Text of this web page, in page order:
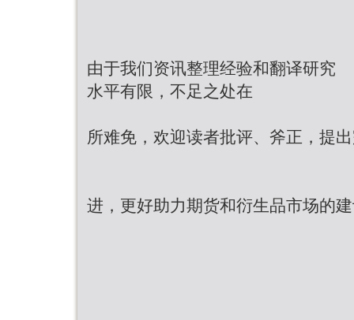
由于我们资讯整理经验和翻译研究
水平有限，不足之处在
所难免，欢迎读者批评、斧正，提
进，更好助力期货和衍生品市场的